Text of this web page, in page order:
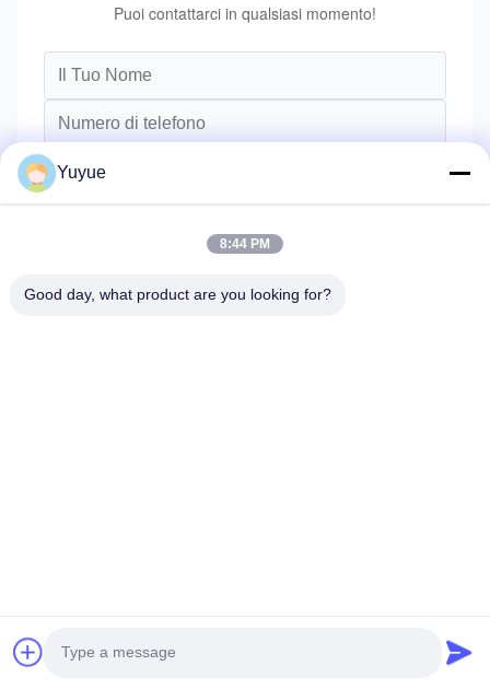
Puoi contattarci in qualsiasi momento!
Yuyue
8:44 PM
Good day, what product are you looking for?